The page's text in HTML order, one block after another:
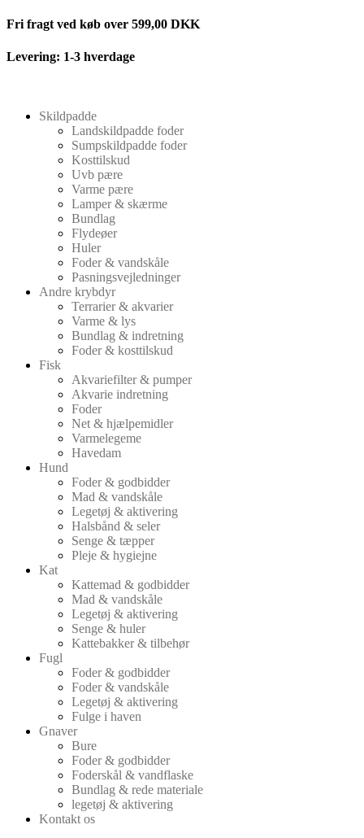
Videre
indhold
Fri fragt ved køb over 599,00 DKK
Levering: 1-3 hverdage
Skildpadde
Landskildpadde foder
Sumpskildpadde foder
Kosttilskud
Uvb pære
Varme pære
Lamper & skærme
Bundlag
Flydeøer
Huler
Foder & vandskåle
Pasningsvejledninger
Andre krybdyr
Terrarier & akvarier
Varme & lys
Bundlag & indretning
Foder & kosttilskud
Fisk
Akvariefilter & pumper
Akvarie indretning
Foder
Net & hjælpemidler
Varmelegeme
Havedam
Hund
Foder & godbidder
Mad & vandskåle
Legetøj & aktivering
Halsbånd & seler
Senge & tæpper
Pleje & hygiejne
Kat
Kattemad & godbidder
Mad & vandskåle
Legetøj & aktivering
Senge & huler
Kattebakker & tilbehør
Fugl
Foder & godbidder
Foder & vandskåle
Legetøj & aktivering
Fulge i haven
Gnaver
Bure
Foder & godbidder
Foderskål & vandflaske
Bundlag & rede materiale
legetøj & aktivering
Kontakt os